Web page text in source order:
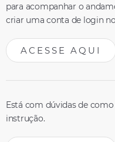
para acompanhar o
criar uma conta de login
ACESSE AQUI
Está com dúvidas de
instrução.